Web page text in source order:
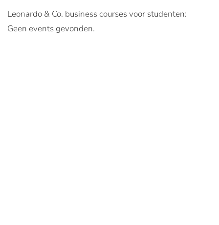
Leonardo & Co. business courses voor studenten:
Geen events gevonden.